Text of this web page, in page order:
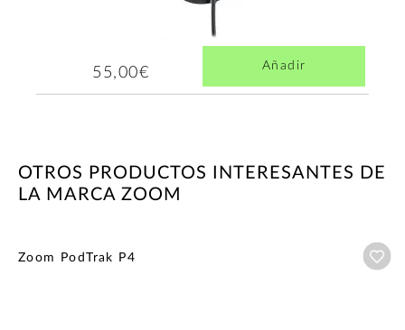
55,00€ Añadir
OTROS PRODUCTOS INTERESANTES DE
LA MARCA ZOOM
Zoom PodTrak P4